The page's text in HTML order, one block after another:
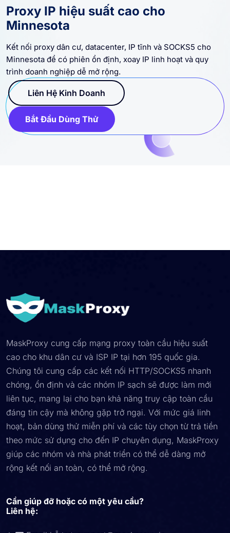
Proxy IP hiệu suất cao cho
Minnesota
Kết nối proxy dân cư, datacenter, IP tĩnh và SOCKS5 cho
Minnesota để có phiên ổn định, xoay IP linh hoạt và quy
trình doanh nghiệp dễ mở rộng.
Liên Hệ Kinh Doanh
Bắt Đầu Dùng Thử
MaskProxy cung cấp mạng proxy toàn cầu hiệu suất
cao cho khu dân cư và ISP IP tại hơn 195 quốc gia.
Chúng tôi cung cấp các kết nối HTTP/SOCKS5 nhanh
chóng, ổn định và các nhóm IP sạch sẽ được làm mới
liên tục, mang lại cho bạn khả năng truy cập toàn cầu
đáng tin cậy mà không gặp trở ngại. Với mức giá linh
hoạt, bản dùng thử miễn phí và các tùy chọn từ trả tiền
theo mức sử dụng cho đến IP chuyên dụng, MaskProxy
giúp các nhóm và nhà phát triển có thể dễ dàng mở
rộng kết nối an toàn, có thể mở rộng.
Cần giúp đỡ hoặc có một yêu cầu?
Liên hệ: